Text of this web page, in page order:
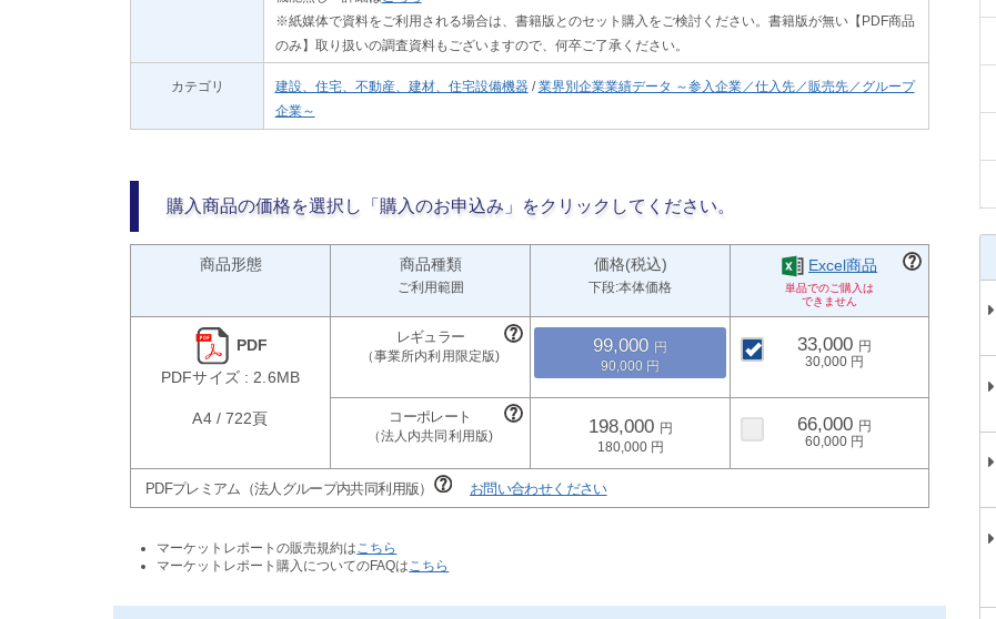
※紙媒体で資料をご利用される場合は、書籍版とのセット購入をご検討ください。書籍版が無い【PDF商品
のみ】取り扱いの調査資料もございますので、何卒ご了承ください。
カテゴリ 建設、住宅、不動産、建材、住宅設備機器/業界別企業業績データ ～参入企業／仕入先／販売先／グループ
企業～
購入商品の価格を選択し「購入のお申込み」をクリックしてください。
商品形態 商品種類
ご利用範囲
価格(税込)
下段:本体価格
Excel商品
PDF
PDFサイズ : 2.6MB
99,000
90,000
33,000
30,000
A4 / 722頁 198,000
180,000
66,000
60,000
PDFプレミアム（法人グループ内共同利用版） お問い合わせください
マーケットレポートの販売規約は こちら
マーケットレポート購入についてのFAQは こちら